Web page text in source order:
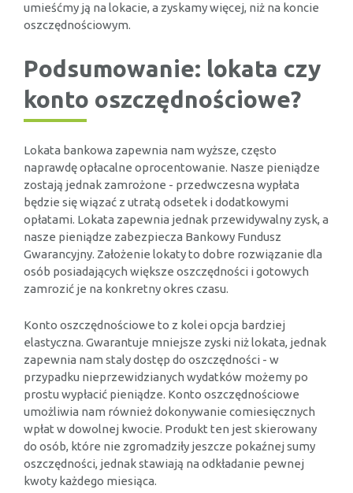
umieśćmy ją na lokacie, a zyskamy więcej, niż na koncie
oszczędnościowym.
Podsumowanie: lokata czy
konto oszczędnościowe?
Lokata bankowa zapewnia nam wyższe, często
naprawdę opłacalne oprocentowanie. Nasze pieniądze
zostają jednak zamrożone - przedwczesna wypłata
będzie się wiązać z utratą odsetek i dodatkowymi
opłatami. Lokata zapewnia jednak przewidywalny zysk, a
nasze pieniądze zabezpiecza Bankowy Fundusz
Gwarancyjny. Założenie lokaty to dobre rozwiązanie dla
osób posiadających większe oszczędności i gotowych
zamrozić je na konkretny okres czasu.
Konto oszczędnościowe to z kolei opcja bardziej
elastyczna. Gwarantuje mniejsze zyski niż lokata, jednak
zapewnia nam staly dostęp do oszczędności - w
przypadku nieprzewidzianych wydatków możemy po
prostu wypłacić pieniądze. Konto oszczędnościowe
umożliwia nam również dokonywanie comiesięcznych
wpłat w dowolnej kwocie. Produkt ten jest skierowany
do osób, które nie zgromadziły jeszcze pokaźnej sumy
oszczędności, jednak stawiają na odkładanie pewnej
kwoty każdego miesiąca.